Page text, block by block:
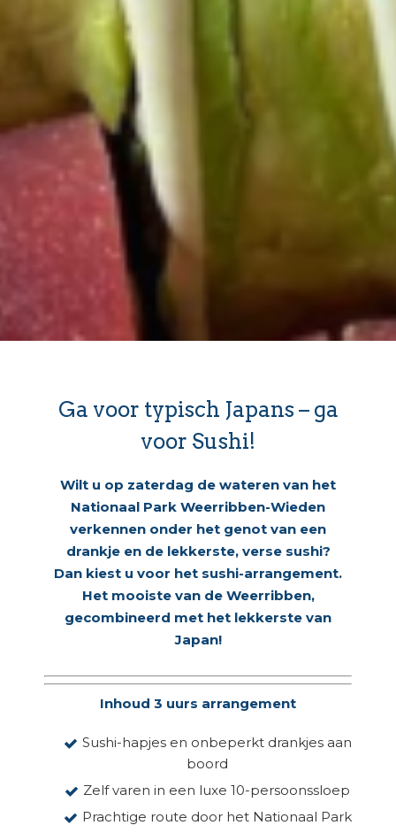
Ga voor typisch Japans – ga
voor Sushi!
Wilt u op zaterdag de wateren van het
Nationaal Park Weerribben-Wieden
verkennen onder het genot van een
drankje en de lekkerste, verse sushi?
Dan kiest u voor het sushi-arrangement.
Het mooiste van de Weerribben,
gecombineerd met het lekkerste van
Japan!
Inhoud 3 uurs arrangement
Sushi-hapjes en onbeperkt drankjes aan
boord
Zelf varen in een luxe 10-persoonssloep
Prachtige route door het Nationaal Park